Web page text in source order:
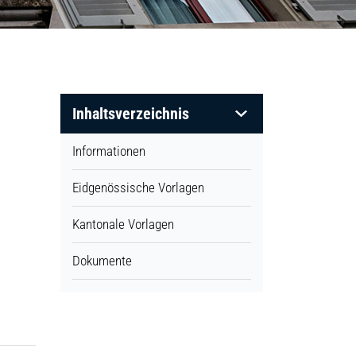
Inhaltsverzeichnis
Informationen
Eidgenössische Vorlagen
Kantonale Vorlagen
Dokumente
neuen Fenster geöffnet.